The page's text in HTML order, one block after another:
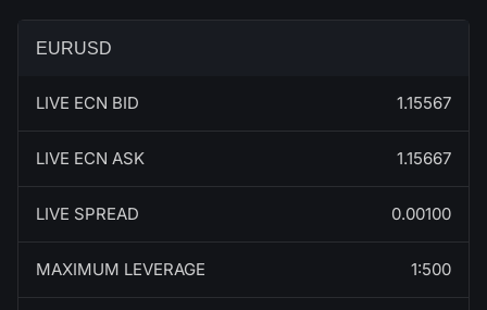
EURUSD
LIVE ECN BID 1.15567
LIVE ECN ASK 1.15667
LIVE SPREAD 0.00100
MAXIMUM LEVERAGE 1:500